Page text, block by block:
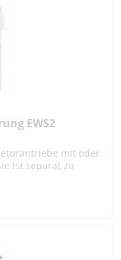
EWS2
mit oder
ist separat zu